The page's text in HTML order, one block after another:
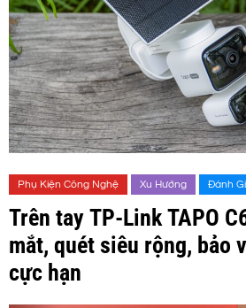
Phụ Kiện Công Nghệ Xu Hướng Đánh
Trên tay TP-Link TAPO
mắt, quét siêu rộng, bảo
cực hạn